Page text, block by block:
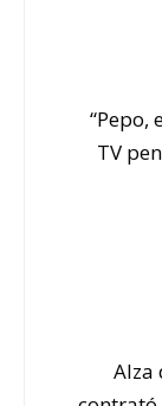
“Pepo,
TV
Alza